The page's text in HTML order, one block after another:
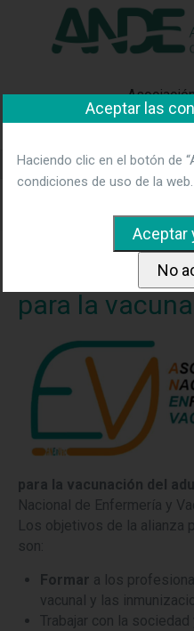
"Ver política"
ANDE se
para la
para la vacunación del
Nacional de Enfermería y
Los objetivos de la alianza
son:
Formar a los
vacunal y las
Trabajar con la
Aceptar las
Haciendo clic en el botón de
condiciones de uso de la web.